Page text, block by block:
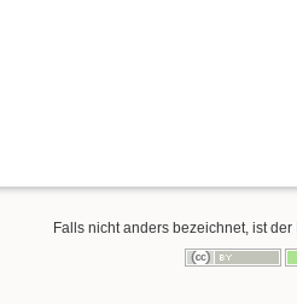
Falls nicht anders bezeichnet, ist